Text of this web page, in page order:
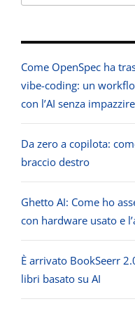
Come OpenSpec ha
vibe-coding: un
con l’AI senza impazzire
Da zero a copilota:
braccio destro
Ghetto AI: Come ho
con hardware usato e
È arrivato BookSeerr
libri basato su AI